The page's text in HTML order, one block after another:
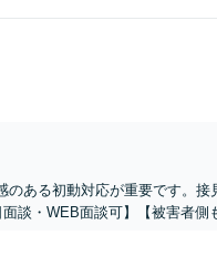
ある初動対応が重要です。接
談・WEB面談可】【被害者側